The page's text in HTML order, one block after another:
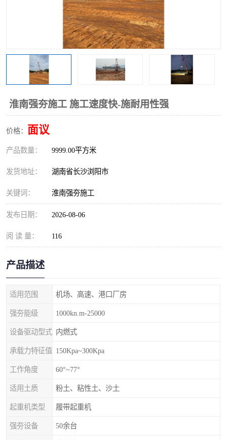
淮南强夯施工 施工速度快-施耐用性强
价格： 面议
产品数量： 9999.00平方米
发货地址： 湖南省长沙浏阳市
关键词： 淮南强夯施工
发布日期： 2026-08-06
阅 读 量： 116
产品描述
适用范围 机场、高速、港口厂房
强夯能级 1000kn.m-25000
设备驱动型式 内燃式
承载力特征值 150Kpa~300Kpa
工作角度 60°~77°
适用土质 粉土、粘性土、沙土
起重机类型 履带起重机
强夯设备 50余台